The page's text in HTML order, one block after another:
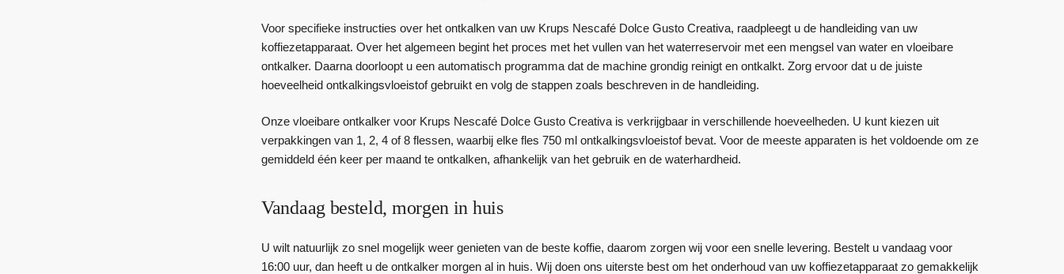
Voor specifieke instructies over het ontkalken van uw Krups Nescafé Dolce Gusto Creativa, raadpleegt u de handleiding van uw
koffiezetapparaat. Over het algemeen begint het proces met het vullen van het waterreservoir met een mengsel van water en vloeibare
ontkalker. Daarna doorloopt u een automatisch programma dat de machine grondig reinigt en ontkalkt. Zorg ervoor dat u de juiste
hoeveelheid ontkalkingsvloeistof gebruikt en volg de stappen zoals beschreven in de handleiding.
Onze vloeibare ontkalker voor Krups Nescafé Dolce Gusto Creativa is verkrijgbaar in verschillende hoeveelheden. U kunt kiezen uit
verpakkingen van 1, 2, 4 of 8 flessen, waarbij elke fles 750 ml ontkalkingsvloeistof bevat. Voor de meeste apparaten is het voldoende om ze
gemiddeld één keer per maand te ontkalken, afhankelijk van het gebruik en de waterhardheid.
Vandaag besteld, morgen in huis
U wilt natuurlijk zo snel mogelijk weer genieten van de beste koffie, daarom zorgen wij voor een snelle levering. Bestelt u vandaag voor
16:00 uur, dan heeft u de ontkalker morgen al in huis. Wij doen ons uiterste best om het onderhoud van uw koffiezetapparaat zo gemakkelijk